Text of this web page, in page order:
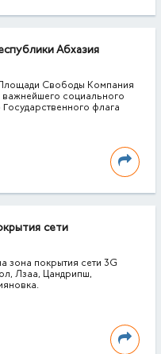
Абхазия
Площади Свободы Компания
социального
флага
сети
зона покрытия сети 3G
Лзаа, Цандрипш,